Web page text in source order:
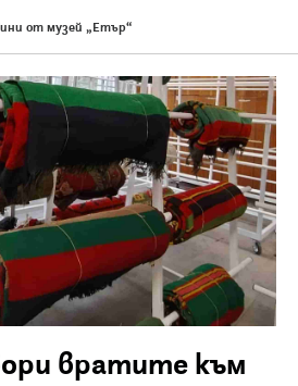
от музей „Етър“
вратите към